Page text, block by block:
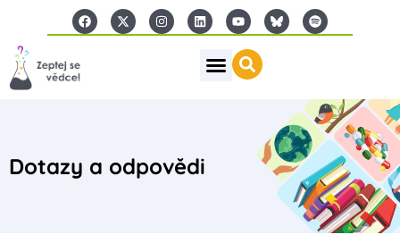
Dotazy a odpovědi